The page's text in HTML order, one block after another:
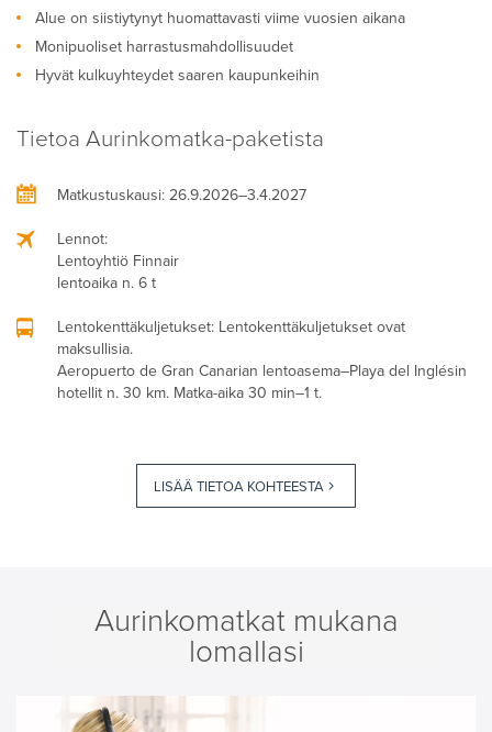
Alue on siistiytynyt huomattavasti viime vuosien aikana
Monipuoliset harrastusmahdollisuudet
Hyvät kulkuyhteydet saaren kaupunkeihin
Tietoa Aurinkomatka-paketista
Matkustuskausi: 26.9.2026–3.4.2027
Lennot:
Lentoyhtiö Finnair
lentoaika n. 6 t
Lentokenttäkuljetukset: Lentokenttäkuljetukset ovat
maksullisia.
Aeropuerto de Gran Canarian lentoasema–Playa del Inglésin
hotellit n. 30 km. Matka-aika 30 min–1 t.
LISÄÄ TIETOA KOHTEESTA
Aurinkomatkat mukana
lomallasi